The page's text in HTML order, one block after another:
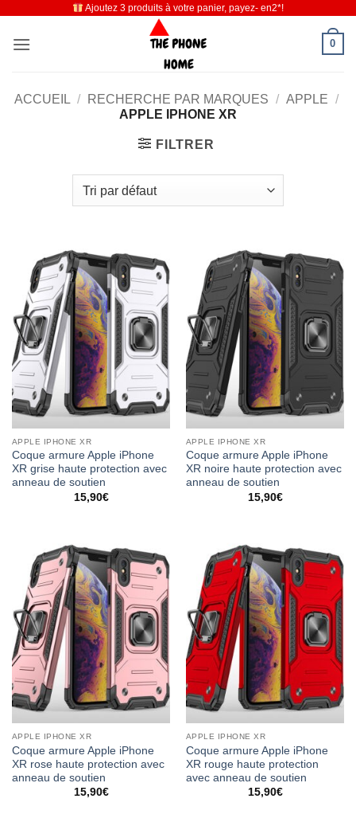
contenu
Ajoutez 3 produits à votre panier, payez- en2*!
0
ACCUEIL / RECHERCHE PAR MARQUES / APPLE /
APPLE IPHONE XR
FILTRER
APPLE IPHONE XR
Coque armure Apple iPhone
XR grise haute protection avec
anneau de soutien
15,90€
APPLE IPHONE XR
Coque armure Apple iPhone
XR noire haute protection avec
anneau de soutien
15,90€
APPLE IPHONE XR
Coque armure Apple iPhone
XR rose haute protection avec
anneau de soutien
15,90€
APPLE IPHONE XR
Coque armure Apple iPhone
XR rouge haute protection
avec anneau de soutien
15,90€